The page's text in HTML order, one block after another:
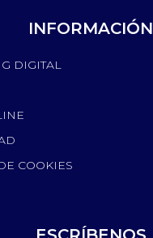
INFORMACIÓN
DIGITAL
COOKIES